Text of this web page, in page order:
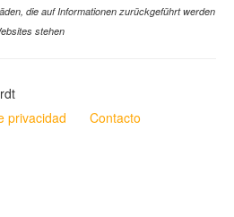
die auf Informationen zurückgeführt werden
stehen
privacidad Contacto